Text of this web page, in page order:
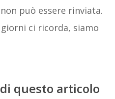
può essere rinviata.
ci ricorda, siamo
questo articolo